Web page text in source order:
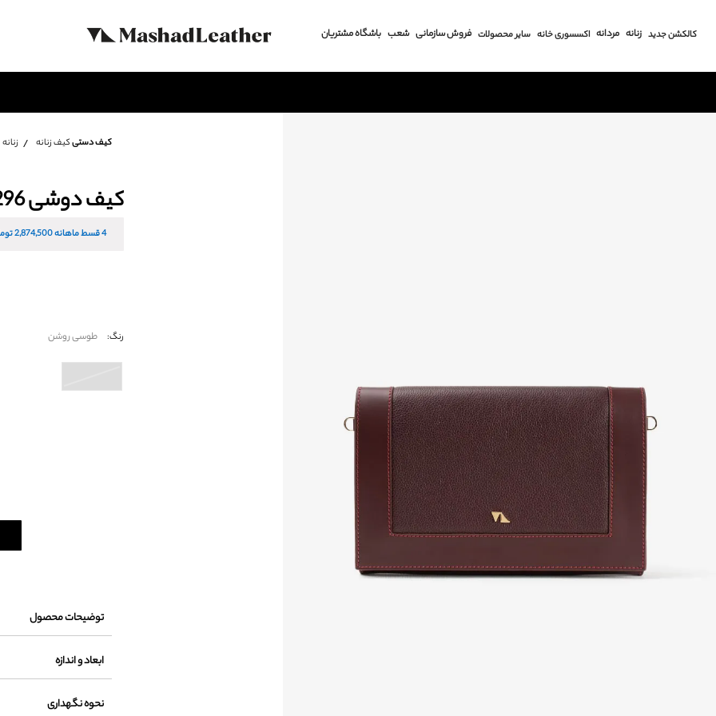
کالکشن جدید زنانه مردانه اکسسوری خانه سایر محصولات فروش سازمانی شعب باشگاه مشتریان
کیف دستیکیف زنانه زنانه
کیف دوشی S5296
4 قسط ماهانه 2,874,500
رنگ: طوسی روشن
توضیحات محصول
ابعاد و اندازه
نحوه نگهداری